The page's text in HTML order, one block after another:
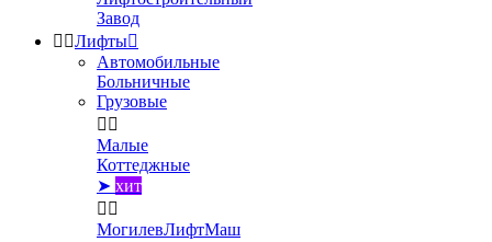
Завод
 Лифты
Автомобильные
Больничные
Грузовые
 
Малые
Коттеджные
➤ хит
 
МогилевЛифтМаш